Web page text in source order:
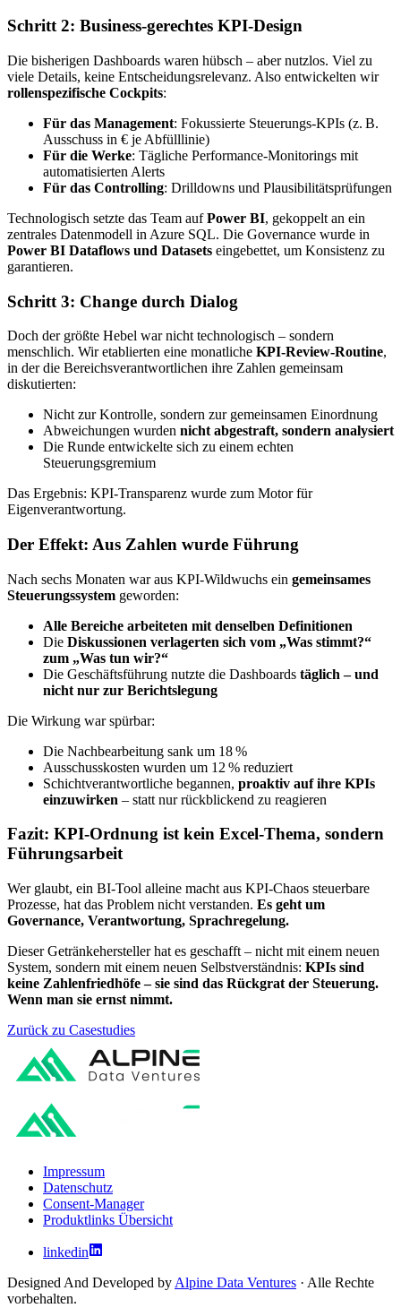
Schritt 2: Business-gerechtes KPI-Design
Die bisherigen Dashboards waren hübsch – aber nutzlos. Viel zu
viele Details, keine Entscheidungsrelevanz. Also entwickelten wir
rollenspezifische Cockpits:
Für das Management: Fokussierte Steuerungs-KPIs (z. B.
Ausschuss in € je Abfülllinie)
Für die Werke: Tägliche Performance-Monitorings mit
automatisierten Alerts
Für das Controlling: Drilldowns und Plausibilitätsprüfungen
Technologisch setzte das Team aufPower BI, gekoppelt an ein
zentrales Datenmodell in Azure SQL. Die Governance wurde in
Power BI Dataflows und Datasets eingebettet, um Konsistenz zu
garantieren.
Schritt 3: Change durch Dialog
Doch der größte Hebel war nicht technologisch – sondern
menschlich. Wir etablierten eine monatliche KPI-Review-Routine,
in der die Bereichsverantwortlichen ihre Zahlen gemeinsam
diskutierten:
Nicht zur Kontrolle, sondern zur gemeinsamen Einordnung
Abweichungen wurden nicht abgestraft, sondern analysiert
Die Runde entwickelte sich zu einem echten
Steuerungsgremium
Das Ergebnis: KPI-Transparenz wurde zum Motor für
Eigenverantwortung.
Der Effekt: Aus Zahlen wurde Führung
Nach sechs Monaten war aus KPI-Wildwuchs ein gemeinsames
Steuerungssystem geworden:
Alle Bereiche arbeiteten mit denselben Definitionen
Die Diskussionen verlagerten sich vom „Was stimmt?“
zum „Was tun wir?“
Die Geschäftsführung nutzte die Dashboards täglich – und
nicht nur zur Berichtslegung
Die Wirkung war spürbar:
Die Nachbearbeitung sank um 18 %
Ausschusskosten wurden um 12 % reduziert
Schichtverantwortliche begannen, proaktiv auf ihre KPIs
einzuwirken – statt nur rückblickend zu reagieren
Fazit: KPI-Ordnung ist kein Excel-Thema, sondern
Führungsarbeit
Wer glaubt, ein BI-Tool alleine macht aus KPI-Chaos steuerbare
Prozesse, hat das Problem nicht verstanden. Es geht um
Governance, Verantwortung, Sprachregelung.
Dieser Getränkehersteller hat es geschafft – nicht mit einem neuen
System, sondern mit einem neuen Selbstverständnis: KPIs sind
keine Zahlenfriedhöfe – sie sind das Rückgrat der Steuerung.
Wenn man sie ernst nimmt.
Zurück zu Casestudies
Impressum
Datenschutz
Consent-Manager
Produktlinks Übersicht
linkedin
Designed And Developed by Alpine Data Ventures · Alle Rechte
vorbehalten.